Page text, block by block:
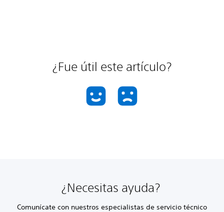
¿Fue útil este artículo?
¿Necesitas ayuda?
Comunícate con nuestros especialistas de servicio técnico